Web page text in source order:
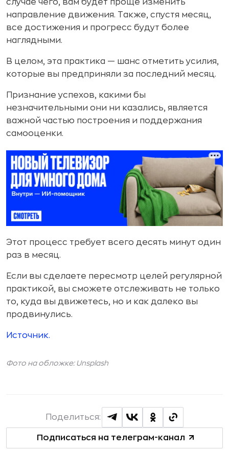
случае чего, вам будет проще изменить
направление движения. Также, спустя месяц,
все достижения и прогресс будут более
наглядными.
В целом, эта практика — шанс отметить усилия,
которые вы предприняли за последний месяц.
Признание успехов, какими бы
незначительными они ни казались, является
важной частью построения и поддержания
самооценки.
Этот процесс требует всего десять минут один
раз в месяц.
Если вы сделаете пересмотр целей регулярной
практикой, вы сможете отслеживать не только
то, куда вы движетесь, но и как далеко вы
продвинулись.
Источник.
Фото на обложке: Unsplash
Подписаться на телеграм-канал
Поделиться: